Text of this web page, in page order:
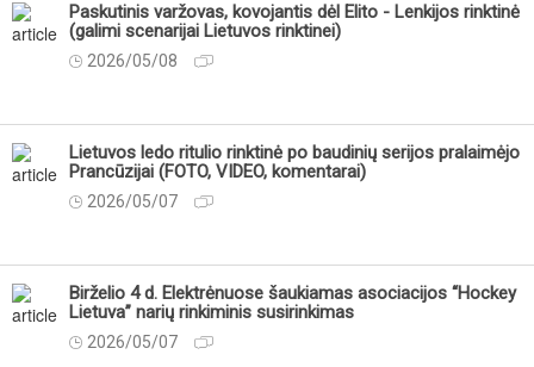
Paskutinis varžovas, kovojantis dėl Elito - Lenkijos rinktinė
(galimi scenarijai Lietuvos rinktinei)
2026/05/08
Lietuvos ledo ritulio rinktinė po baudinių serijos pralaimėjo
Prancūzijai (FOTO, VIDEO, komentarai)
2026/05/07
Birželio 4 d. Elektrėnuose šaukiamas asociacijos “Hockey
Lietuva” narių rinkiminis susirinkimas
2026/05/07